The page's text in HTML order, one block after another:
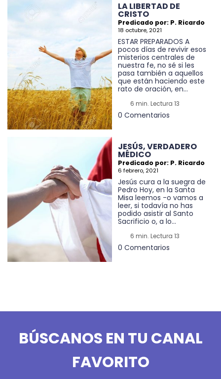
LA LIBERTAD DE
CRISTO
Predicado por: P. Ricardo
18 octubre, 2021
ESTAR PREPARADOS A
pocos días de revivir esos
misterios centrales de
nuestra fe, no sé si les
pasa también a aquellos
que están haciendo este
rato de oración, en...
6 min. Lectura 13
0 Comentarios
JESÚS, VERDADERO
MÉDICO
Predicado por: P. Ricardo
6 febrero, 2021
Jesús cura a la suegra de
Pedro Hoy, en la Santa
Misa leemos -o vamos a
leer, si todavía no has
podido asistir al Santo
Sacrificio o, a lo...
6 min. Lectura 13
0 Comentarios
BÚSCANOS EN TU CANAL
FAVORITO